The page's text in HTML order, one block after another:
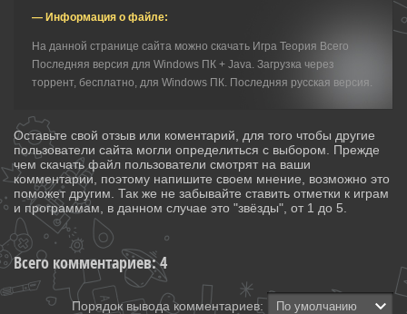
— Информация о файле:
На данной странице сайта можно скачать Игра Теория Всего
Последняя версия для Windows ПК + Java. Загрузка через
торрент, бесплатно, для Windows ПК. Последняя русская версия.
Оставьте свой отзыв или коментарий, для того чтобы другие
пользователи сайта могли определиться с выбором. Прежде
чем скачать файл пользователи смотрят на ваши
комментарии, поэтому напишите своем мнение, возможно это
поможет другим. Так же не забывайте ставить отметки к играм
и программам, в данном случае это "звёзды", от 1 до 5.
Всего комментариев:4
Порядок вывода комментариев: